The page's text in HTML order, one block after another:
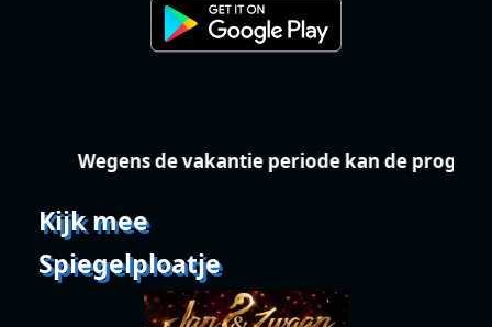
Wegens de vakantie periode kan de
Kijk mee
Spiegelploatje